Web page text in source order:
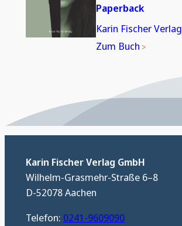
Paperback
Karin Fischer Verlag
Zum Buch
Karin Fischer Verlag GmbH
Wilhelm-Grasmehr-Straße 6–8
D-52078 Aachen
Telefon: 0241-9609090